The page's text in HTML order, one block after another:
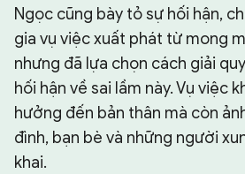
Ngọc cũng bày tỏ sự hối hận,
gia vụ việc xuất phát từ mong
nhưng đã lựa chọn cách giải
hối hận về sai lầm này. Vụ việc
hưởng đến bản thân mà còn
đình, bạn bè và những người
khai.